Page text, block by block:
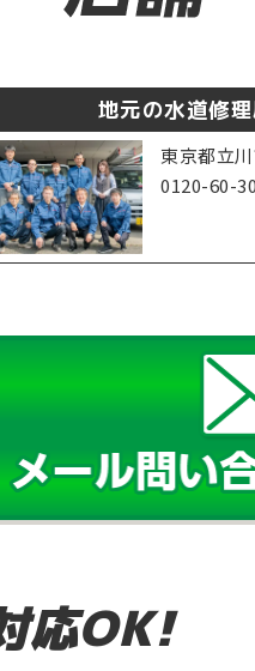
地元の水道修
東京都立
0120-60-
応OK!